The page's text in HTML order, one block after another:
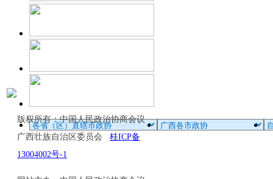
版权所有：中国人民政治协商会议
广西壮族自治区委员会 桂ICP备
13004002号-1